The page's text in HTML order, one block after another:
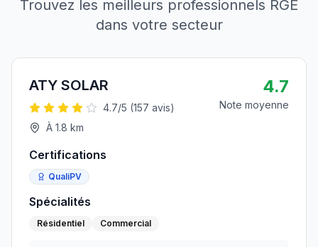
Trouvez les meilleurs professionnels RGE
dans votre secteur
ATY SOLAR
4.7/5 (157 avis)
À 1.8 km
4.7
Note moyenne
Certifications
QualiPV
Spécialités
Résidentiel Commercial